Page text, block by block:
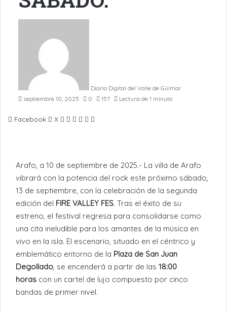
Diario Digital del Valle de Güímar
septiembre 10, 2025
0 157 Lectura de 1 minuto
Facebook X LinkedIn
Pinterest
WhatsApp
Telegram
Compartir
Arafo, a 10 de septiembre de 2025.- La villa de Arafo
vibrará con la potencia del rock este próximo sábado,
13 de septiembre, con la celebración de la segunda
edición del FIRE VALLEY FES. Tras el éxito de su
estreno, el festival regresa para consolidarse como
una cita ineludible para los amantes de la música en
vivo en la isla. El escenario, situado en el céntrico y
emblemático entorno de la Plaza de San Juan
Degollado, se encenderá a partir de las 18:00
horas con un cartel de lujo compuesto por cinco
bandas de primer nivel.